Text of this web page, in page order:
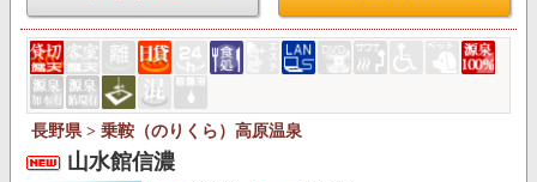
長野県 > 乗鞍（のりくら）高原温泉
山水館信濃